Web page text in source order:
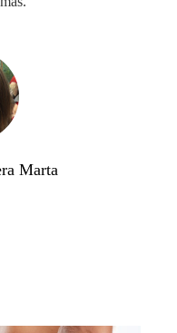
Marta